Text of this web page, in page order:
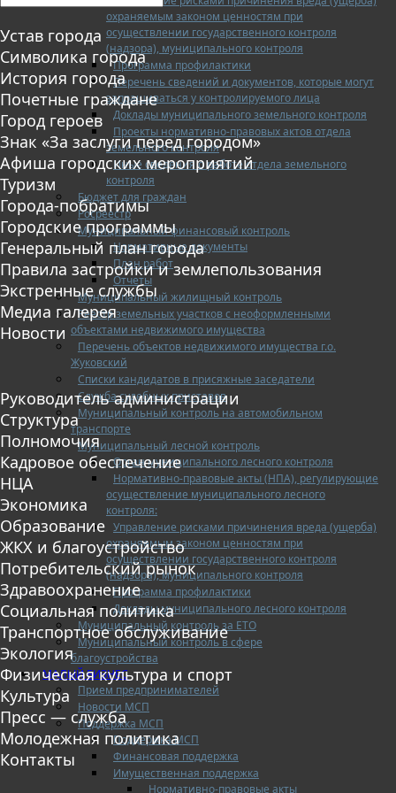
охраняемым законом ценностям при
осуществлении государственного контроля
(надзора), муниципального контроля
Программа профилактики
Перечень сведений и документов, которые могут
запрашиваться у контролируемого лица
Доклады муниципального земельного контроля
Проекты нормативно-правовых актов отдела
земельного контроля
Иные сведения о работе отдела земельного
контроля
Бюджет для граждан
Росреестр
Муниципальный финансовый контроль
Нормативные документы
План работ
Отчеты
Муниципальный жилищный контроль
Реестр земельных участков с неоформленными
объектами недвижимого имущества
Перечень объектов недвижимого имущества г.о.
Жуковский
Списки кандидатов в присяжные заседатели
Служба судебных приставов
Муниципальный контроль на автомобильном
транспорте
Муниципальный лесной контроль
Орган муниципального лесного контроля
Нормативно-правовые акты (НПА), регулирующие
осуществление муниципального лесного
контроля:
Управление рисками причинения вреда (ущерба)
охраняемым законом ценностям при
осуществлении государственного контроля
(надзора), муниципального контроля
Программа профилактики
Доклады муниципального лесного контроля
Муниципальный контроль за ЕТО
Муниципальный контроль в сфере
благоустройства
МАЛЫЙ БИЗНЕС
Прием предпринимателей
Новости МСП
Поддержка МСП
Поддержка МСП
Финансовая поддержка
Имущественная поддержка
Нормативно-правовые акты
Устав города
Символика города
История города
Почетные граждане
Город героев
Знак «За заслуги перед городом»
Афиша городских мероприятий
Туризм
Города-побратимы
Городские программы
Генеральный план города
Правила застройки и землепользования
Экстренные службы
Медиа галерея
Новости
Руководитель администрации
Структура
Полномочия
Кадровое обеспечение
НЦА
Экономика
Образование
ЖКХ и благоустройство
Потребительский рынок
Здравоохранение
Социальная политика
Транспортное обслуживание
Экология
Физическая культура и спорт
Культура
Пресс — служба
Молодежная политика
Контакты